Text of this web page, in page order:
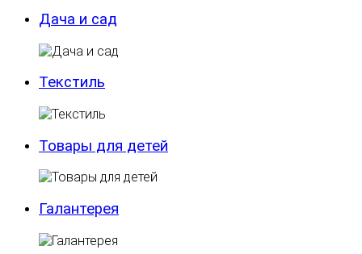
Дача и сад
Текстиль
Товары для детей
Галантерея